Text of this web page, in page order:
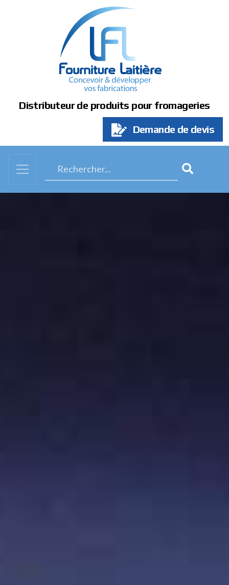
Distributeur de produits pour fromageries
Demande de devis
Panneau de gestion des cookies